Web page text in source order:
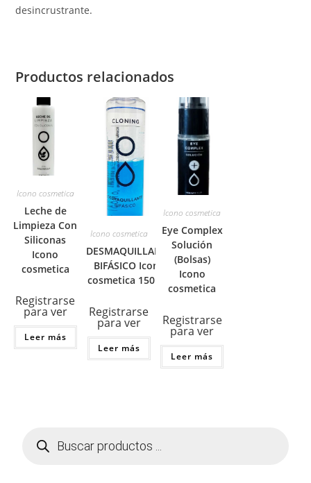
desincrustrante.
Productos relacionados
Icono cosmetica
Leche de
Limpieza Con
Siliconas
Icono
cosmetica
Registrarse
para ver
Leer más
Icono cosmetica
DESMAQUILLANTE
BIFÁSICO Icono
cosmetica 150 ml.
Registrarse
para ver
Leer más
Icono cosmetica
Eye Complex
Solución
(Bolsas)
Icono
cosmetica
Registrarse
para ver
Leer más